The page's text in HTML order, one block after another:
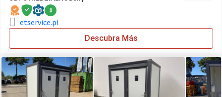
1
etservice.pl
Descubra Más